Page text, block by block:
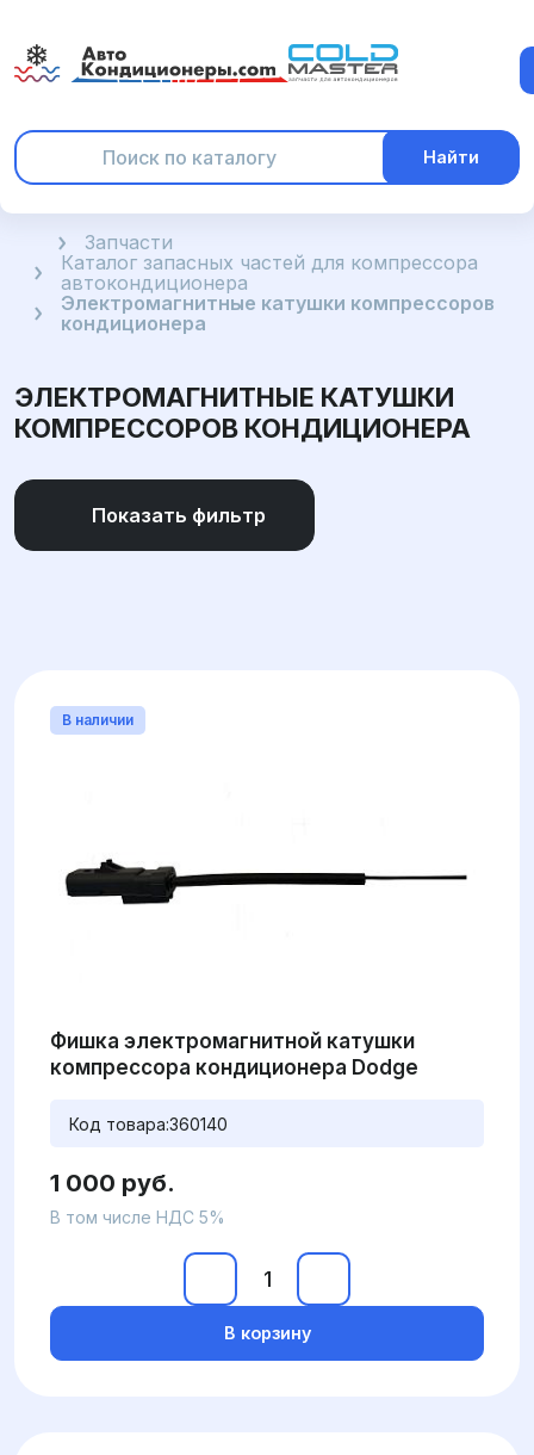
Найти
ГлавнаяЗапчасти
Каталог запасных частей для компрессора
автокондиционера
Электромагнитные катушки компрессоров
кондиционера
ЭЛЕКТРОМАГНИТНЫЕ КАТУШКИ
КОМПРЕССОРОВ КОНДИЦИОНЕРА
Показать фильтр
ВНУТРЕННИЙ ДИАМЕТР
В наличии
Фишка электромагнитной катушки
компрессора кондиционера Dodge
Код товара:360140
1 000 руб.
В том числе НДС 5%
В корзину